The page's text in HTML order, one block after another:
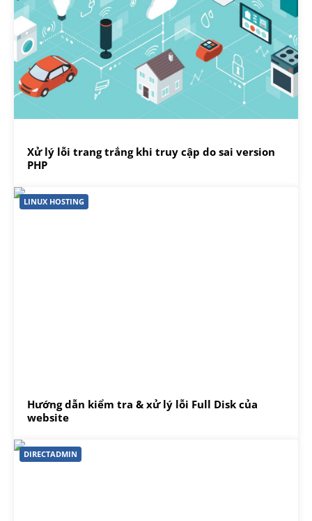
Xử lý lỗi trang trắng khi truy cập do sai version
PHP
LINUX HOSTING
Hướng dẫn kiểm tra & xử lý lỗi Full Disk của
website
DIRECTADMIN